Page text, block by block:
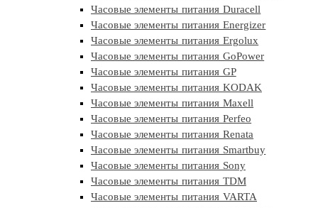
Часовые элементы питания Duracell
Часовые элементы питания Energizer
Часовые элементы питания Ergolux
Часовые элементы питания GoPower
Часовые элементы питания GP
Часовые элементы питания KODAK
Часовые элементы питания Maxell
Часовые элементы питания Perfeo
Часовые элементы питания Renata
Часовые элементы питания Smartbuy
Часовые элементы питания Sony
Часовые элементы питания TDM
Часовые элементы питания VARTA